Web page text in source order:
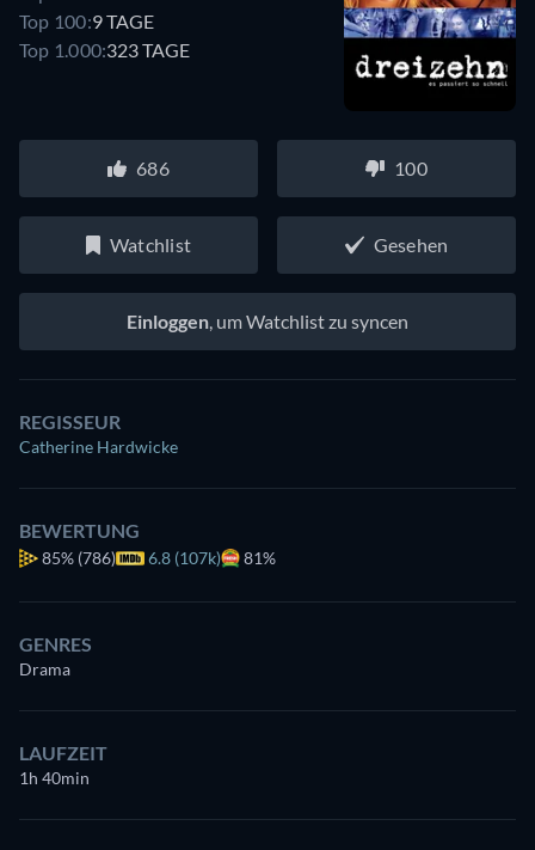
Top 100:9 TAGE
Top 1.000:323 TAGE
686 100
Watchlist Gesehen
Einloggen, um Watchlist zu syncen
REGISSEUR
Catherine Hardwicke
BEWERTUNG
85% (786) 6.8 (107k) 81%
GENRES
Drama
LAUFZEIT
1h 40min